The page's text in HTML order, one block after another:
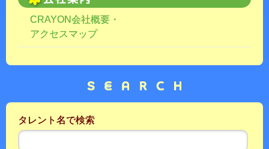
CRAYON会社概要・
アクセスマップ
タレント名で検索